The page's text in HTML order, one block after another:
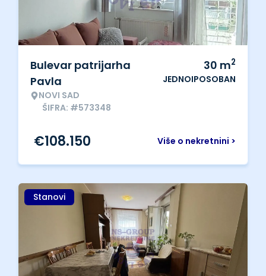
Bulevar patrijarha
Pavla
NOVI SAD
ŠIFRA: #573348
30 m2
JEDNOIPOSOBAN
Više o nekretnini >
€108.150
Stanovi